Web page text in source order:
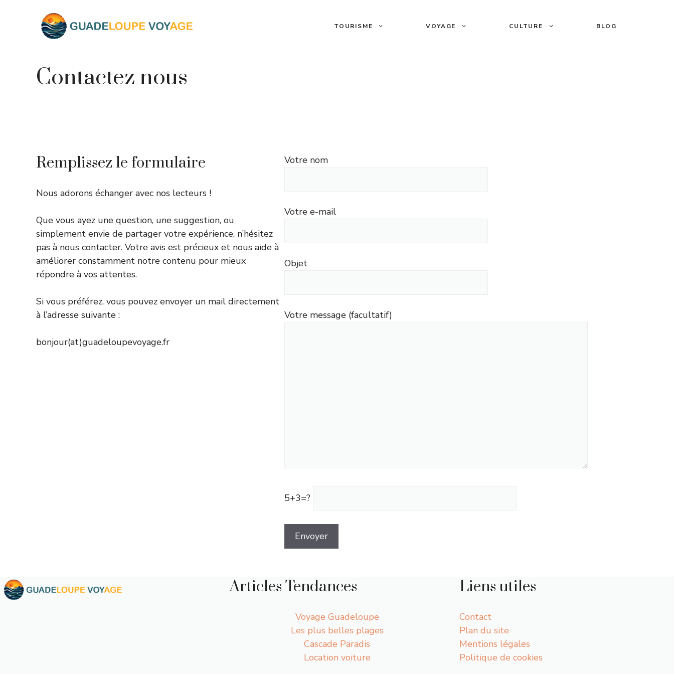
TOURISME VOYAGE CULTURE BLOG
Contactez nous
Remplissez le formulaire
Nous adorons échanger avec nos lecteurs !
Que vous ayez une question, une suggestion, ou
simplement envie de partager votre expérience, n’hésitez
pas à nous contacter. Votre avis est précieux et nous aide à
améliorer constamment notre contenu pour mieux
répondre à vos attentes.
Si vous préférez, vous pouvez envoyer un mail directement
à l’adresse suivante :
bonjour(at)guadeloupevoyage.fr
Votre nom
Votre e-mail
Objet
Votre message (facultatif)
5+3=?
Articles Tendances
Voyage Guadeloupe
Les plus belles plages
Cascade Paradis
Location voiture
Liens utiles
Contact
Plan du site
Mentions légales
Politique de cookies